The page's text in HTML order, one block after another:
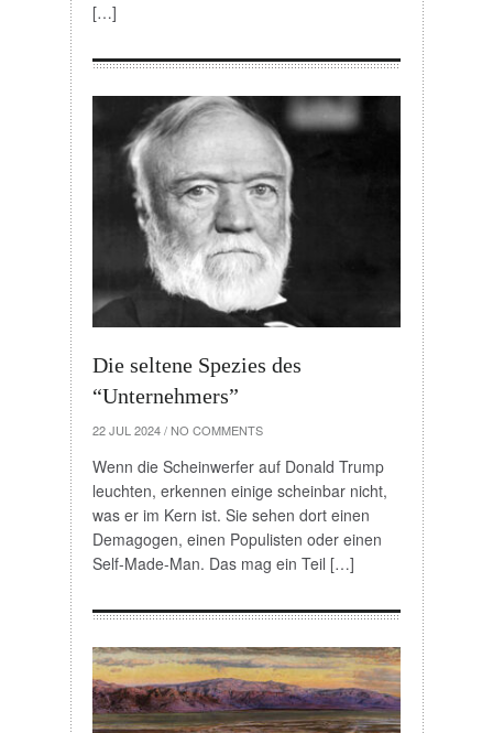
[…]
Die seltene Spezies des
“Unternehmers”
22 JUL 2024 / NO COMMENTS
Wenn die Scheinwerfer auf Donald Trump
leuchten, erkennen einige scheinbar nicht,
was er im Kern ist. Sie sehen dort einen
Demagogen, einen Populisten oder einen
Self-Made-Man. Das mag ein Teil […]